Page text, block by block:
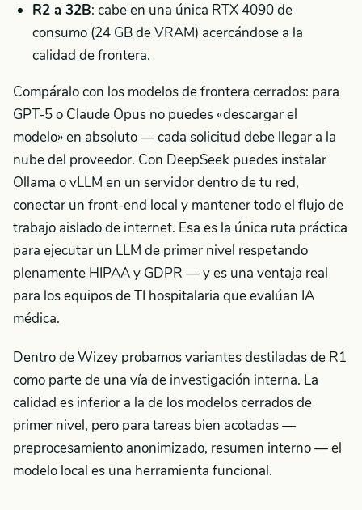
R2 a 32B: cabe en una única RTX 4090 de
consumo (24 GB de VRAM) acercándose a la
calidad de frontera.
Compáralo con los modelos de frontera cerrados: para
GPT-5 o Claude Opus no puedes «descargar el
modelo» en absoluto — cada solicitud debe llegar a la
nube del proveedor. Con DeepSeek puedes instalar
Ollama o vLLM en un servidor dentro de tu red,
conectar un front-end local y mantener todo el flujo de
trabajo aislado de internet. Esa es la única ruta práctica
para ejecutar un LLM de primer nivel respetando
plenamente HIPAA y GDPR — y es una ventaja real
para los equipos de TI hospitalaria que evalúan IA
médica.
Dentro de Wizey probamos variantes destiladas de R1
como parte de una vía de investigación interna. La
calidad es inferior a la de los modelos cerrados de
primer nivel, pero para tareas bien acotadas —
preprocesamiento anonimizado, resumen interno — el
modelo local es una herramienta funcional.